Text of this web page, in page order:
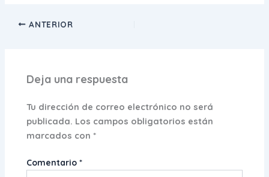
ANTERIOR
Deja una respuesta
Tu dirección de correo electrónico no será
publicada. Los campos obligatorios están
marcados con*
Comentario*